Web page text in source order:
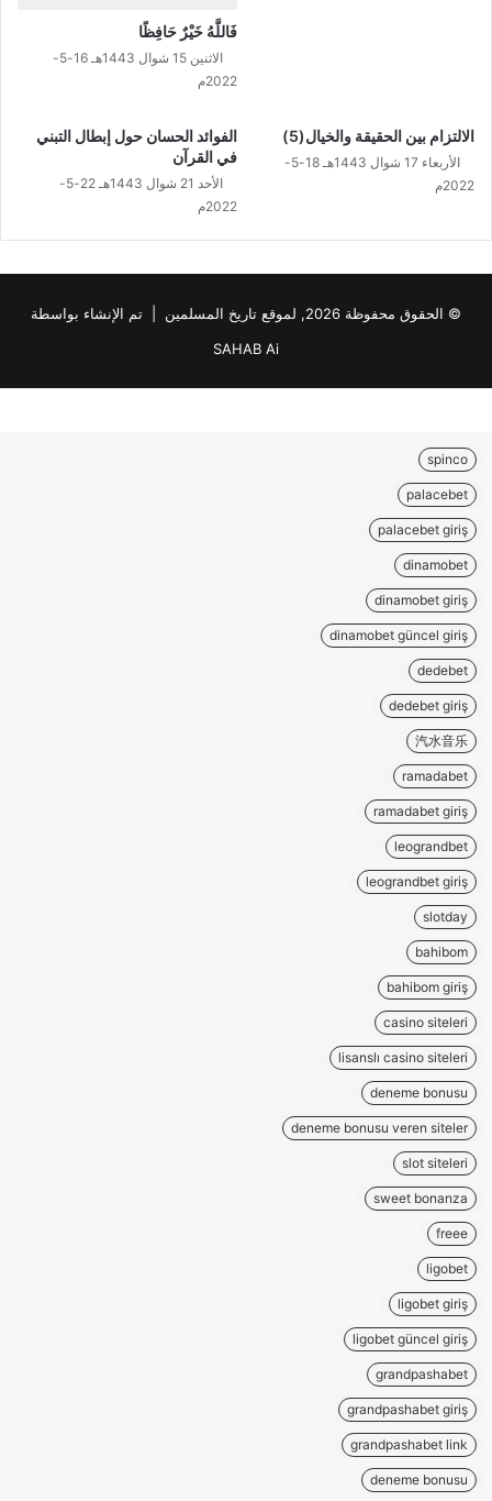
فَاللَّهُ خَيْرٌ حَافِظًا
الاثنين 15 شوال 1443هـ 16-5-
2022م
الالتزام بين الحقيقة والخيال(5)
الأربعاء 17 شوال 1443هـ 18-5-
2022م
الفوائد الحسان حول إبطال التبني
في القرآن
الأحد 21 شوال 1443هـ 22-5-
2022م
© الحقوق محفوظة 2026, لموقع تاريخ المسلمين | تم الإنشاء بواسطة
SAHAB Ai
spinco
palacebet
palacebet giriş
dinamobet
dinamobet giriş
dinamobet güncel giriş
dedebet
dedebet giriş
汽水音乐
ramadabet
ramadabet giriş
leograndbet
leograndbet giriş
slotday
bahibom
bahibom giriş
casino siteleri
lisanslı casino siteleri
deneme bonusu
deneme bonusu veren siteler
slot siteleri
sweet bonanza
freee
ligobet
ligobet giriş
ligobet güncel giriş
grandpashabet
grandpashabet giriş
grandpashabet link
deneme bonusu